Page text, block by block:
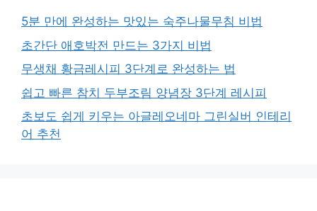
5분 만에 완성하는 맛있는 숙주나물무침 비법
초간단 애호박전 만드는 3가지 비법
무생채 황금레시피 3단계로 완성하는 법
쉽고 빠른 참치 두부조림 양념장 3단계 레시피
초보도 쉽게 키우는 아글레오네마 그린실버 인테리
어 추천